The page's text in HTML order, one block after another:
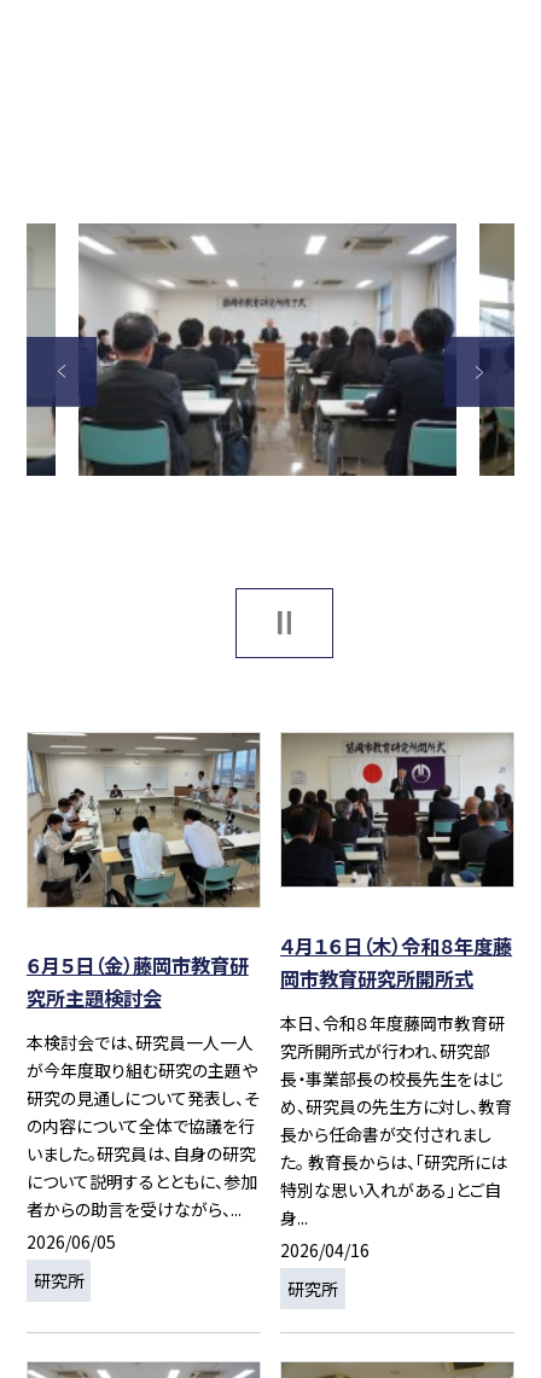
６月５日（金）藤岡市教育研
究所主題検討会
本検討会では、研究員一人一人
が今年度取り組む研究の主題や
研究の見通しについて発表し、そ
の内容について全体で協議を行
いました。研究員は、自身の研究
について説明するとともに、参加
者からの助言を受けながら、...
2026/06/05
研究所
４月１６日（木）令和８年度藤
岡市教育研究所開所式
本日、令和８年度藤岡市教育研
究所開所式が行われ、研究部
長・事業部長の校長先生をはじ
め、研究員の先生方に対し、教育
長から任命書が交付されまし
た。 教育長からは、「研究所には
特別な思い入れがある」とご自
身...
2026/04/16
研究所